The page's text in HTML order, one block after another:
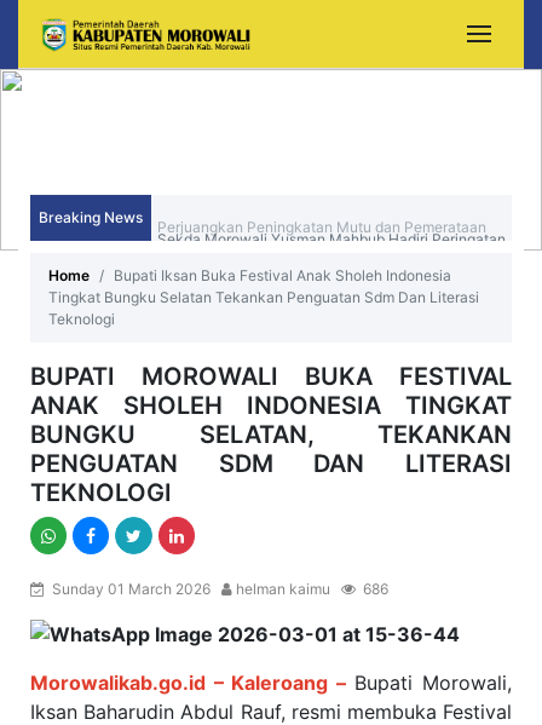
Breaking News Sekda Morowali Yusman Mahbub Hadiri Peringatan
Home
Bupati Iksan Buka Festival Anak Sholeh Indonesia
Tingkat Bungku Selatan Tekankan Penguatan Sdm Dan Literasi
Teknologi
BUPATI MOROWALI BUKA FESTIVAL
ANAK SHOLEH INDONESIA TINGKAT
BUNGKU SELATAN, TEKANKAN
PENGUATAN SDM DAN LITERASI
TEKNOLOGI
Sunday 01 March 2026 helman kaimu 686
Morowalikab.go.id – Kaleroang –Bupati Morowali,
Iksan Baharudin Abdul Rauf, resmi membuka Festival